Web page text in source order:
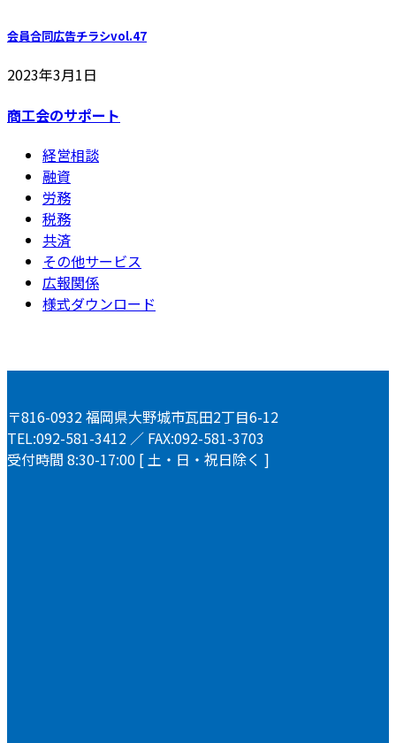
会員合同広告チラシvol.47
2023年3月1日
商工会のサポート
経営相談
融資
労務
税務
共済
その他サービス
広報関係
様式ダウンロード
〒816-0932 福岡県大野城市瓦田2丁目6-12
TEL:092-581-3412 ／ FAX:092-581-3703
受付時間 8:30-17:00 [ 土・日・祝日除く ]